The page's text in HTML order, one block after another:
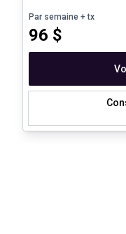
Par semaine + tx
96 $